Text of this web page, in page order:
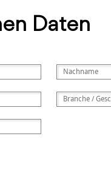
Daten